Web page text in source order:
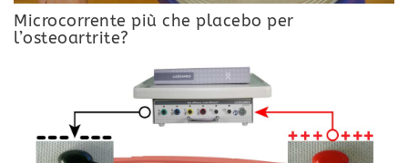
Microcorrente più che placebo per
l’osteoartrite?